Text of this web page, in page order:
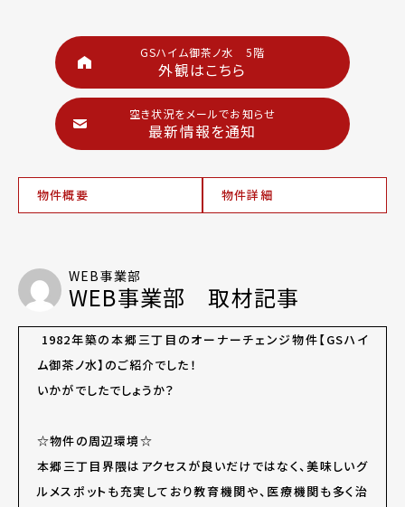
GSハイム御茶ノ水 5階
外観はこちら
空き状況をメールでお知らせ
最新情報を通知
物件概要 物件詳細
WEB事業部
WEB事業部 取材記事
1982年築の本郷三丁目のオーナーチェンジ物件【GSハイ
ム御茶ノ水】のご紹介でした！
いかがでしたでしょうか？
☆物件の周辺環境☆
本郷三丁目界隈はアクセスが良いだけではなく、美味しいグ
ルメスポットも充実しており教育機関や、医療機関も多く治